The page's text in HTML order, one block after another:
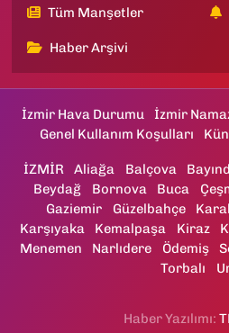
Tüm Manşetler
Haber Arşivi
İzmir Hava Durumu İzmir
Genel Kullanım Koşulları
İZMİR Aliağa Balçova
Beydağ
Bornova Buca
Gaziemir
Güzelbahçe
Karşıyaka
Kemalpaşa Kiraz
Menemen
Narlıdere Ödemiş
Torbalı
Haber Yazılımı: